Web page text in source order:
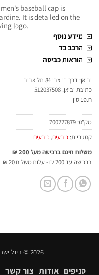
baseball cap is
It is detailed on the
logo.
מידע נוסף
הרכב בד
הוראות כביסה
יבואן: דרך בן צבי 84 תל אביב
כתובת יבואן: 512037508
ח.פ.: סין
מק"ט: 700227879
קטגוריות: כובעים, כובעים
משלוח חינם ברכישה מעל 200 ₪
ברכישה עד 200 ₪ - עלות משלוח 20 ₪.
2026 © דיזל ישראל | פולימוד 1994 בע״מ
סניפים אודות צור קשר